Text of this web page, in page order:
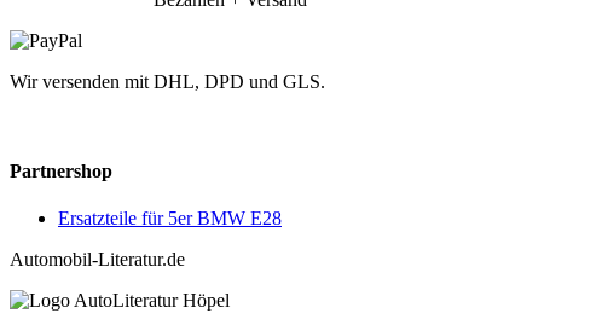
Wir versenden mit DHL, DPD und GLS.
Partnershop
Ersatzteile für 5er BMW E28
Automobil-Literatur.de